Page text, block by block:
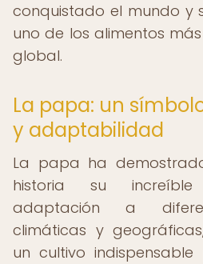
conquistado el mundo y
uno de los alimentos
global.
La papa: un
y adaptabilidad
La papa ha
historia su
adaptación a
climáticas y
un cultivo